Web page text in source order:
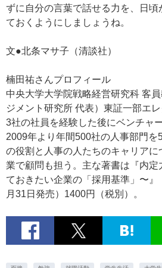
ずに自分の言葉で話せる力を、日頃
ておくようにしましょうね。
文●北条マサ子（清談社）
楠田祐さんプロフィール
中央大学大学院戦略経営研究科 客
ジメント研究所 代表）東証一部エ
3社の社員を経験した後にベンチャ
2009年より年間500社の人事部門を
の役割と人事の人たちのキャリアに
業で顧問も担う。主な著書は『内定
ておきたい企業の「採用基準」〜
月31日発売）1400円（税別）。